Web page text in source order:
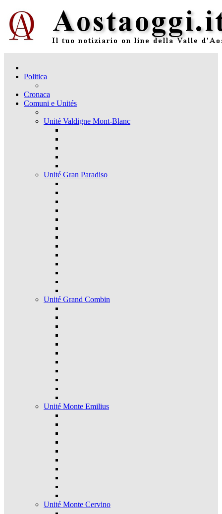
Politica
Cronaca
Comuni e Unités
Unité Valdigne Mont-Blanc
Unité Gran Paradiso
Unité Grand Combin
Unité Monte Emilius
Unité Monte Cervino